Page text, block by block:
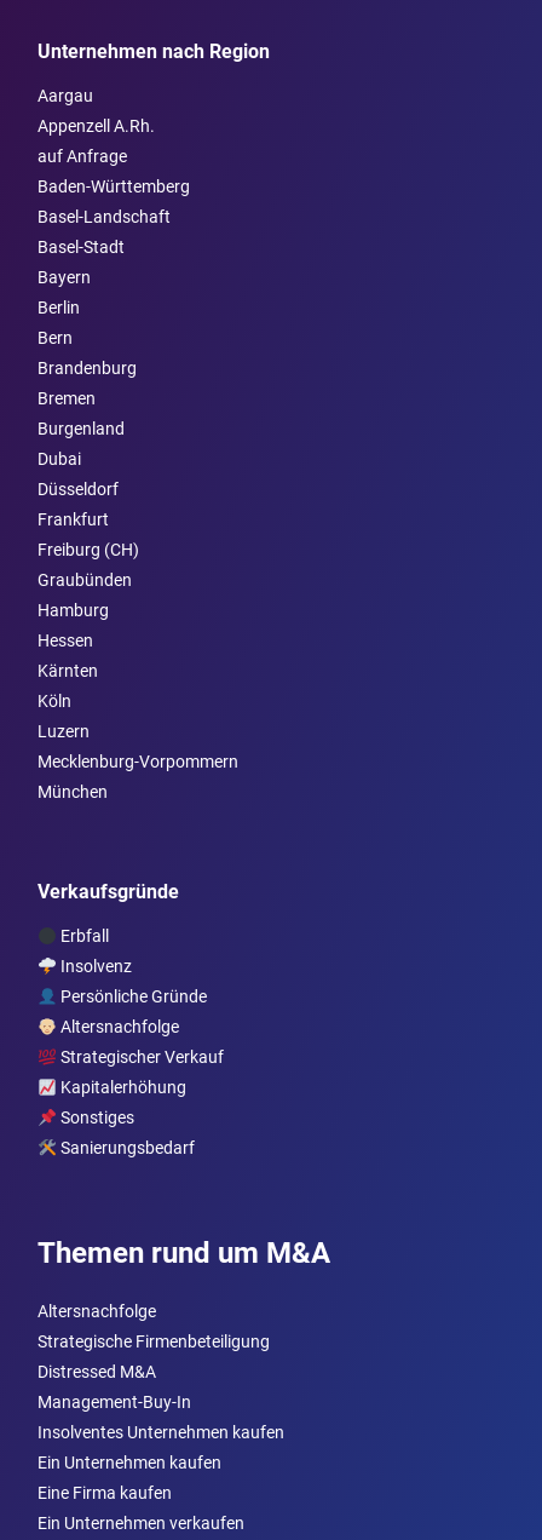
Unternehmen nach Region
Aargau
Appenzell A.Rh.
auf Anfrage
Baden-Württemberg
Basel-Landschaft
Basel-Stadt
Bayern
Berlin
Bern
Brandenburg
Bremen
Burgen­land
Dubai
Düsseldorf
Frankfurt
Freiburg (CH)
Graubünden
Hamburg
Hessen
Kärnten
Köln
Luzern
Mecklenburg-Vorpommern
München
Verkaufsgründe
Erbfall
Insolvenz
Persönliche Gründe
Altersnachfolge
Strategischer Verkauf
Kapitalerhöhung
Sonstiges
Sanierungsbedarf
Themen rund um M&A
Altersnachfolge
Strategische Firmenbeteiligung
Distressed M&A
Management-Buy-In
Insolventes Unternehmen kaufen
Ein Unternehmen kaufen
Eine Firma kaufen
Ein Unternehmen verkaufen